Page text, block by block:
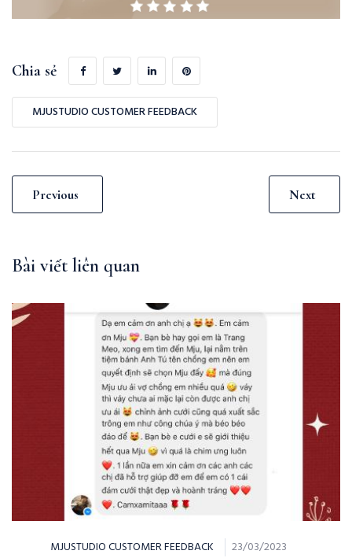
Chia sẻ
MJUSTUDIO CUSTOMER FEEDBACK
Previous Next
Bài viết liên quan
MJUSTUDIO CUSTOMER FEEDBACK 23/03/2023